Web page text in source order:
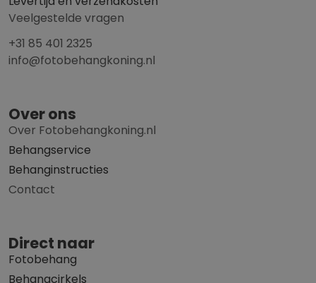
Veelgestelde vragen
+31 85 401 2325
info@fotobehangkoning.nl
Over ons
Over Fotobehangkoning.nl
Behangservice
Behanginstructies
Contact
Direct naar
Fotobehang
Behangcirkels